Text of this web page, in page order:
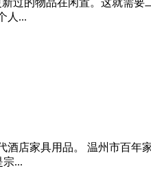
过的物品在闲置。这就需
人...
店家具用品。 温州市百年
宗...